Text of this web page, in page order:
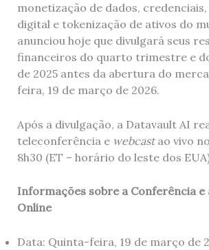
monetização de dados,
digital e tokenização de ativos do
anunciou hoje que divulgará seus
financeiros do quarto trimestre e
de 2025 antes da abertura do
feira, 19 de março de 2026.
Após a divulgação, a Datavault AI
teleconferência e webcastao vivo
8h30 (ET – horário do leste dos
Informações sobre a Conferência e
Online
Data: Quinta-feira, 19 de março de